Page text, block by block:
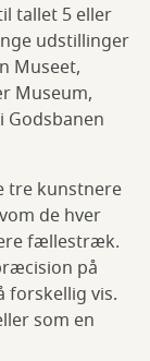
tallet 5 eller
udstillinger
Museet,
Museum,
tre kunstnere
de hver
fællestræk.
på
forskellig vis.
som en